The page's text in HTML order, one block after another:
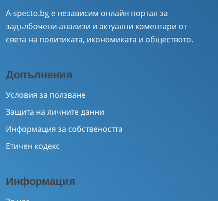
A-specto.bg е независим онлайн портал за
задълбочени анализи и актуални коментари от
света на политиката, икономиката и обществото.
Допълнения
Условия за ползване
Защита на личните данни
Информация за собствеността
Етичен кодекс
Информация